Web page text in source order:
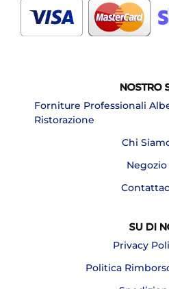
NOSTRO
Forniture Professionali
Ristorazione
Chi
Negozio
SU DI
Privacy
Politica